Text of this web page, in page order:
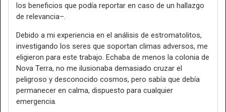
los beneficios que podía reportar en caso de un hallazgo
de relevancia–.
Debido a mi experiencia en el análisis de estromatolitos,
investigando los seres que soportan climas adversos, me
eligieron para este trabajo. Echaba de menos la colonia de
Nova Terra, no me ilusionaba demasiado cruzar el
peligroso y desconocido cosmos, pero sabía que debía
permanecer en calma, dispuesto para cualquier
emergencia.